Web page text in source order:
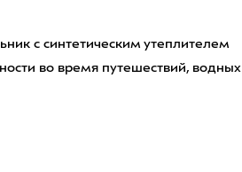
с синтетическим утеплителем
во время путешествий, водных